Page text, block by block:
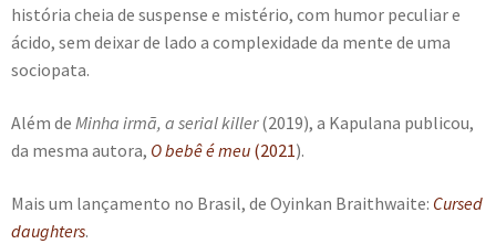
história cheia de suspense e mistério, com humor peculiar e
ácido, sem deixar de lado a complexidade da mente de uma
sociopata.
Além de Minha irmã, a serial killer(2019), a Kapulana publicou,
da mesma autora, O bebê é meu (2021).
Mais um lançamento no Brasil, de Oyinkan Braithwaite: Cursed
daughters.